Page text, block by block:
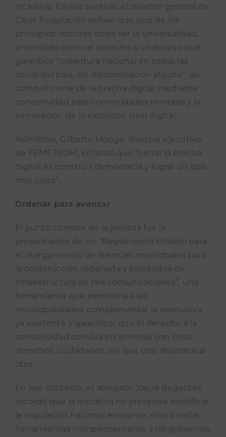
inclusivo. En ese sentido, el director general de
Ciber Regulación señaló que uno de los
principios rectores debe ser la universalidad,
entendida como el derecho a un acceso que
garantice “cobertura nacional en todas las
zonas del país, sin discriminación alguna”, así
como el cierre de la brecha digital mediante
conectividad para comunidades remotas y la
eliminación de la exclusión rural digital.
Asimismo, Gilberto Monge, director ejecutivo
de FEMETROM, enfatizó que “cerrar la brecha
digital es construir democracia y lograr un país
más justo”.
Ordenar para avanzar
El punto cumbre de la jornada fue la
presentación de un “Reglamento Modelo para
el otorgamiento de licencias municipales para
la construcción ordenada y sostenible de
infraestructura de telecomunicaciones”, una
herramienta que permitiría a las
municipalidades complementar la normativa
ya existente y garantizar que el derecho a la
conectividad conviva en armonía con otros
derechos ciudadanos, sin que uno desplace al
otro.
En ese contexto, el abogado Josué Bogantes
recordó que la iniciativa no pretende modificar
la regulación nacional existente, sino brindar
herramientas complementarias a los gobiernos